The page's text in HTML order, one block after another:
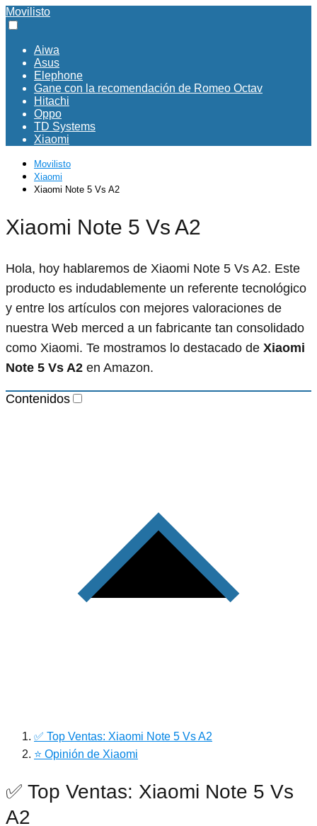
Movilisto
Aiwa
Asus
Elephone
Gane con la recomendación de Romeo Octav
Hitachi
Oppo
TD Systems
Xiaomi
Movilisto
Xiaomi
Xiaomi Note 5 Vs A2
Xiaomi Note 5 Vs A2
Hola, hoy hablaremos de Xiaomi Note 5 Vs A2. Este
producto es indudablemente un referente tecnológico
y entre los artículos con mejores valoraciones de
nuestra Web merced a un fabricante tan consolidado
como Xiaomi. Te mostramos lo destacado de Xiaomi
Note 5 Vs A2 en Amazon.
Contenidos
✅ Top Ventas: Xiaomi Note 5 Vs A2
⭐ Opinión de Xiaomi
✅ Top Ventas: Xiaomi Note 5 Vs
A2